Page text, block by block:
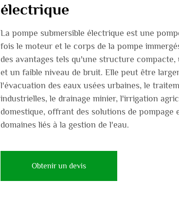
électrique
La pompe submersible électrique est une
fois le moteur et le corps de la pompe
des avantages tels qu'une structure
et un faible niveau de bruit. Elle peut être
l'évacuation des eaux usées urbaines, le
industrielles, le drainage minier, l'irrigation
domestique, offrant des solutions de pompage
domaines liés à la gestion de l'eau.
Obtenir un devis